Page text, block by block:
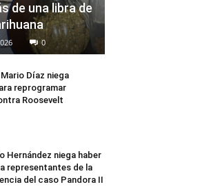
de una libra de
0
Díaz niega
reprogramar
Roosevelt
Hernández niega haber
representantes de la
del caso Pandora II